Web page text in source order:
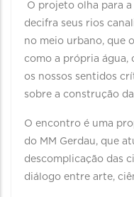
O projeto olha para
decifra seus rios
no meio urbano, que
como a própria água,
os nossos sentidos
sobre a construção
O encontro é uma
do MM Gerdau, que
descomplicação das
diálogo entre arte,